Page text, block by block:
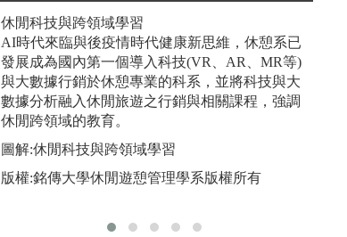
休閒科技與跨領域學習
AI時代來臨與後疫情時代健康新思維，休憩系已
發展成為國內第一個導入科技(VR、AR、MR等)
與大數據行銷於休憩專業的科系，並將科技與大
數據分析融入休閒旅遊之行銷與相關課程，強調
休閒跨領域的教育。
圖解:休閒科技與跨領域學習
版權:銘傳大學休閒遊憩管理學系版權所有